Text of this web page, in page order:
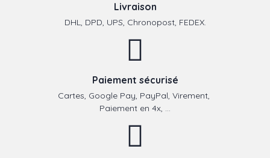
Livraison
DHL, DPD, UPS, Chronopost, FEDEX.
Paiement sécurisé
Cartes, Google Pay, PayPal, Virement,
Paiement en 4x, ...